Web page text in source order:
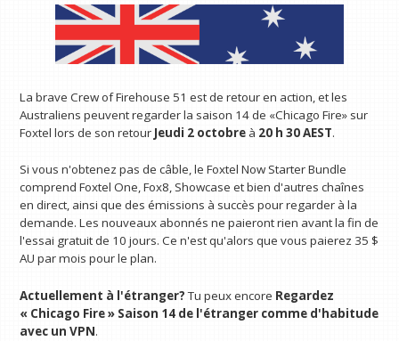
La brave Crew of Firehouse 51 est de retour en action, et les
Australiens peuvent regarder la saison 14 de «Chicago Fire» sur
Foxtel lors de son retour Jeudi 2 octobre à 20 h 30 AEST.
Si vous n'obtenez pas de câble, le Foxtel Now Starter Bundle
comprend Foxtel One, Fox8, Showcase et bien d'autres chaînes
en direct, ainsi que des émissions à succès pour regarder à la
demande. Les nouveaux abonnés ne paieront rien avant la fin de
l'essai gratuit de 10 jours. Ce n'est qu'alors que vous paierez 35 $
AU par mois pour le plan.
Actuellement à l'étranger?Tu peux encore Regardez
« Chicago Fire » Saison 14 de l'étranger comme d'habitude
avec un VPN.